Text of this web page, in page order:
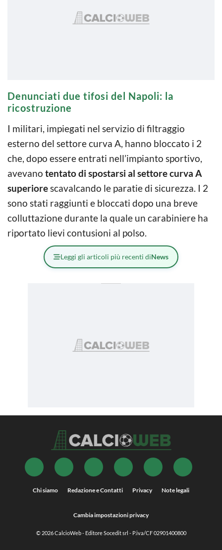
Denunciati due tifosi del Napoli: la
ricostruzione
I militari, impiegati nel servizio di filtraggio
esterno del settore curva A, hanno bloccato i 2
che, dopo essere entrati nell’impianto sportivo,
avevano tentato di spostarsi al settore curva A
superiorescavalcando le paratie di sicurezza. I 2
sono stati raggiunti e bloccati dopo una breve
colluttazione durante la quale un carabiniere ha
riportato lievi contusioni al polso.
Leggi gli articoli più recenti diNews
Chi siamo Redazione e Contatti Privacy Note legali
Cambia impostazioni privacy
© 2026CalcioWeb- Editore Socedit srl - P.iva/CF 02901400800